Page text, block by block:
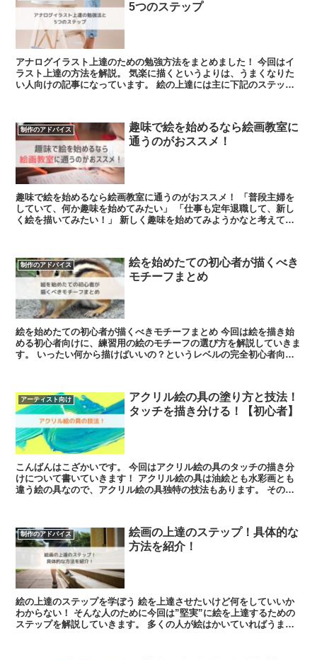
5つのステップ
アナログイラスト上達のための勉強方法をまとめました！ 今回はイ
ラスト上達の方法を解説。 気楽に描くというよりは、うまくなりた
い人向けの記事になっています。 絵の上達には主に下記のステップ
制作のアドバイス
趣味で絵を始めるなら絵画教室に
通うのがおススメ！
趣味で絵を始めるなら絵画教室に通うのがおススメ！ 「普段主婦を
していて、何か趣味を始めてみたい」 「仕事も定年退職して、新し
く絵を描いてみたい！」 新しく趣味を始めてみようかなと考えてい
制作のアドバイス
絵を始めたての初心者が描くべき
モチーフまとめ
絵を始めたての初心者が描くべきモチーフまとめ 今回は絵を描き始
める初心者向けに、練習用の絵のモチーフの選び方を解説していきま
す。 いったい何から描けばいいの？というレベルの完全初心者向け
アーティスト向け
アクリル絵の具の塗り方と技法！
タッチを描き分ける！【初心者】
こんばんはこざかいです。 今回はアクリル絵の具のタッチの描き分
けについて書いていきます！ アクリル絵の具は油絵とも水彩画とも
違う絵の具なので、アクリル絵の具独特の技法もあります。 その辺
制作のアドバイス
絵画の上達のステップ！具体的な
方法を紹介！
絵の上達のステップを学ぼう 絵を上達させたいけど何をしていいか
わからない！ そんな人のために今回は”堅実”に絵を上達するための
ステップを解説していきます。 多くの人が絵はかいていればうまく